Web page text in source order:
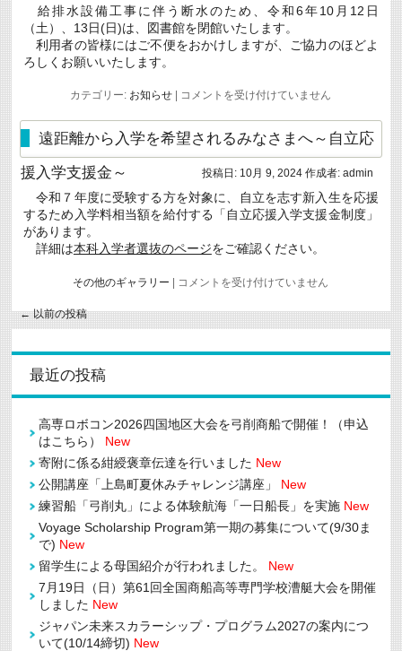
動
向」
に
関
座
施
し
ま
し
た
は
給排水設備工事に伴う断水のため、令和6年10月12日
（土）、13日(日)は、図書館を閉館いたします。
利用者の皆様にはご不便をおかけしますが、ご協力のほどよ
ろしくお願いいたします。
カテゴリー: お知らせ
給
水
設
備
工
伴
う
水
に
る
書
館
臨
つ
い
(10/12-
13)
は
コメントを受け付けていません
遠距離から入学を希望されるみなさまへ～自立応
援入学支援金～
投稿日: 10月 9, 2024 作成者: admin
令和７年度に受験する方を対象に、自立を志す新入生を応援
するため入学料相当額を給付する「自立応援入学支援金制度」
があります。
詳細は本科入学者選抜のページをご確認ください。
その他のギャラリー
遠
か
れ
み
な
さ
へ
～
自
応
入
援
コメントを受け付けていません
←以前の投稿
最近の投稿
高専ロボコン2026四国地区大会を弓削商船で開催！（申込
はこちら） New
寄附に係る紺綬褒章伝達を行いました New
公開講座「上島町夏休みチャレンジ講座」
New
練習船「弓削丸」による体験航海「一日船長」を実施 New
Voyage Scholarship Program第一期の募集について(9/30ま
で) New
留学生による母国紹介が行われました。 New
7月19日（日）第61回全国商船高等専門学校漕艇大会を開催
しました New
ジャパン未来スカラーシップ・プログラム2027の案内につ
いて(10/14締切) New